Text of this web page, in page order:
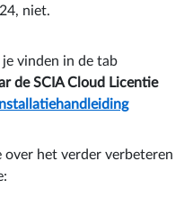
niet.
vinden in de tab
de SCIA Cloud Licentie
over het verder verbeteren